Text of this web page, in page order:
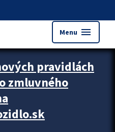
Menu menu
pravidlách
zmluvného